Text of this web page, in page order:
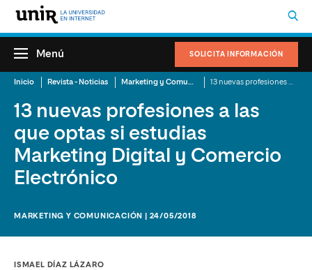
SOLICITA INFORMACIÓN
Menú
Inicio Revista - Noticias Marketing y Comunicación
13 nuevas profesiones a las
que optas si estudias
Marketing Digital y Comercio
Electrónico
MARKETING Y COMUNICACIÓN | 24/05/2018
ISMAEL DÍAZ LÁZARO